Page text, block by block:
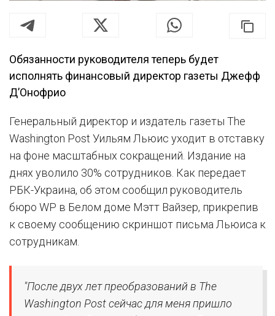
Обязанности руководителя теперь будет
исполнять финансовый директор газеты Джефф
ДʼОнофрио
Генеральный директор и издатель газеты The
Washington Post Уильям Льюис уходит в отставку
на фоне масштабных сокращений. Издание на
днях уволило 30% сотрудников. Как передает
РБК-Украина, об этом сообщил руководитель
бюро WP в Белом доме Мэтт Вайзер, прикрепив
к своему сообщению скриншот письма Льюиса к
сотрудникам.
"После двух лет преобразований в The
Washington Post сейчас для меня пришло